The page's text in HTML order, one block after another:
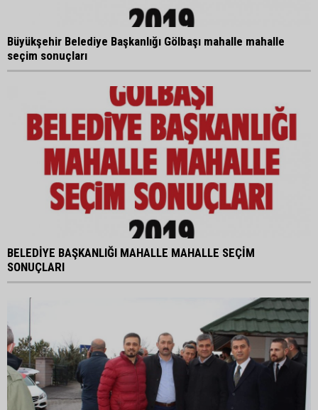
Büyükşehir Belediye Başkanlığı Gölbaşı mahalle mahalle
seçim sonuçları
BELEDİYE BAŞKANLIĞI MAHALLE MAHALLE SEÇİM
SONUÇLARI